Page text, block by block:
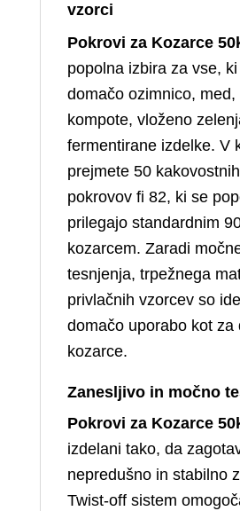
vzorci
Pokrovi za Kozarce
popolna izbira za vse,
domačo ozimnico, med,
kompote, vloženo
fermentirane izdelke. V
prejmete 50
pokrovov fi 82, ki se
prilegajo standardnim
kozarcem. Zaradi
tesnjenja, trpežnega
privlačnih vzorcev so
domačo uporabo kot za
kozarce.
Zanesljivo in močno
Pokrovi za Kozarce
izdelani tako, da
nepredušno in stabilno
Twist‑off sistem